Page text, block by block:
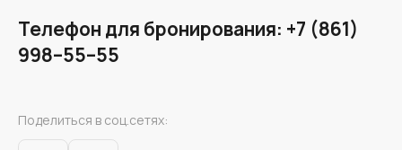
Телефон для бронирования: +7 (861)
998–55–55
Поделиться в соц.сетях: